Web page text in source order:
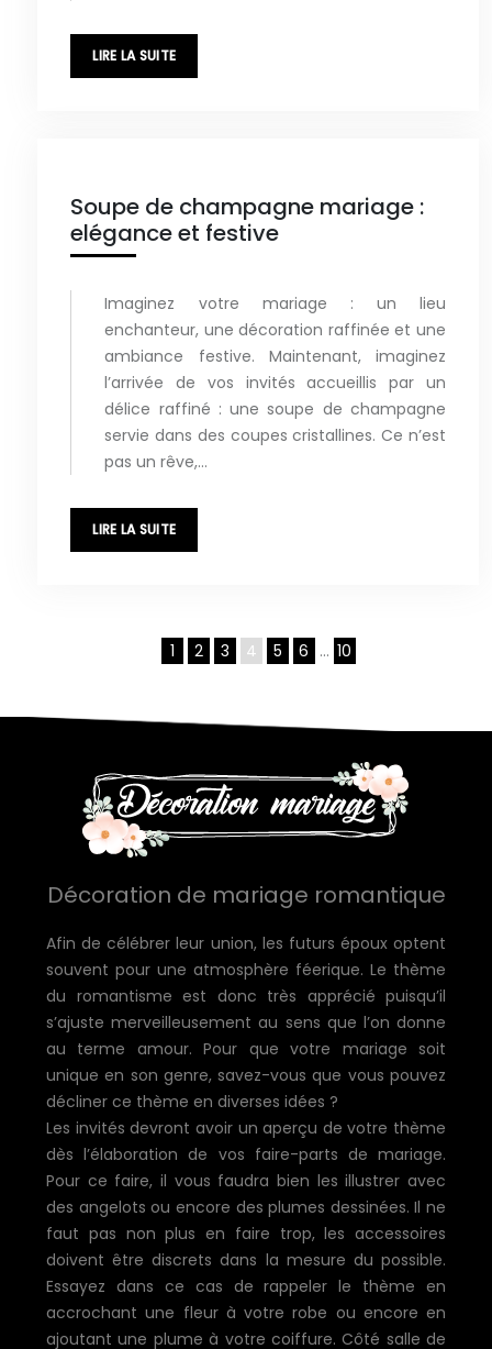
LIRE LA SUITE
Soupe de champagne mariage :
elégance et festive
Imaginez votre mariage : un lieu
enchanteur, une décoration raffinée et une
ambiance festive. Maintenant, imaginez
l’arrivée de vos invités accueillis par un
délice raffiné : une soupe de champagne
servie dans des coupes cristallines. Ce n’est
pas un rêve,…
LIRE LA SUITE
1 2 3 4 5 6 … 10
Décoration de mariage romantique
Afin de célébrer leur union, les futurs époux optent
souvent pour une atmosphère féerique. Le thème
du romantisme est donc très apprécié puisqu’il
s’ajuste merveilleusement au sens que l’on donne
au terme amour. Pour que votre mariage soit
unique en son genre, savez-vous que vous pouvez
décliner ce thème en diverses idées ?
Les invités devront avoir un aperçu de votre thème
dès l’élaboration de vos faire-parts de mariage.
Pour ce faire, il vous faudra bien les illustrer avec
des angelots ou encore des plumes dessinées. Il ne
faut pas non plus en faire trop, les accessoires
doivent être discrets dans la mesure du possible.
Essayez dans ce cas de rappeler le thème en
accrochant une fleur à votre robe ou encore en
ajoutant une plume à votre coiffure. Côté salle de